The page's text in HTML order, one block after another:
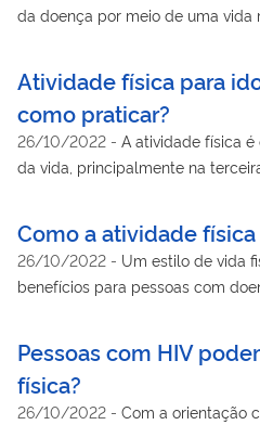
da doença por meio de uma vida
Atividade física para
como praticar?
26/10/2022 - A atividade física
da vida, principalmente na
Como a atividade
26/10/2022 - Um estilo de vida
benefícios para pessoas com
Pessoas com HIV
física?
26/10/2022 - Com a orientação